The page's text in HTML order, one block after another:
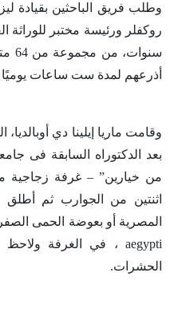
وطلب فريق الباحثين بقيادة
روكفلر ورئيسة مختبر للوراثة
أذرعهم لمدة ست ساعات يوميًا
وقامت ماريا إيلينا دي
بعد الدكتوراه السابقة فى
من خيارين” – غرفة زجاجية
اثنتين من الجوارب ثم
المصرية أو بعوضة الحمى
aegypti ، في الغرفة
الحشرات.